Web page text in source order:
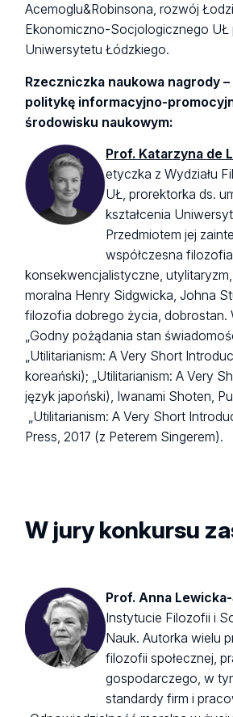
Acemoglu&Robinsona, rozwój
Ekonomiczno-Socjologicznego
Uniwersytetu Łódzkiego.
Rzeczniczka naukowa nagrody
politykę informacyjno-
środowisku naukowym:
Prof. Katarzyna de
etyczka z Wydziału
UŁ, prorektorka ds.
kształcenia
Przedmiotem jej
współczesna
konsekwencjalistyczne,
moralna Henry Sidgwicka, Johna
filozofia dobrego życia, dobrostan.
„Godny pożądania stan
„Utilitarianism: A Very Short
koreański); „Utilitarianism: A Very
język japoński), Iwanami Shoten,
„Utilitarianism: A Very Short
Press, 2017 (z Peterem Singerem).
W jury konkursu
Prof. Anna
Instytucie Filozofii i
Nauk. Autorka wielu
filozofii społecznej,
gospodarczego, w
standardy firm i